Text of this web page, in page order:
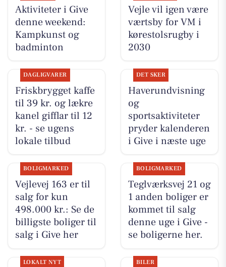
Aktiviteter i Give
denne weekend:
Kampkunst og
badminton
Vejle vil igen være
værtsby for VM i
kørestolsrugby i
2030
DAGLIGVARER
Friskbrygget kaffe
til 39 kr. og lækre
kanel gifflar til 12
kr. - se ugens
lokale tilbud
DET SKER
Haverundvisning
og
sportsaktiviteter
pryder kalenderen
i Give i næste uge
BOLIGMARKED
Vejlevej 163 er til
salg for kun
498.000 kr.: Se de
billigste boliger til
salg i Give her
BOLIGMARKED
Teglværksvej 21 og
1 anden boliger er
kommet til salg
denne uge i Give -
se boligerne her.
LOKALT NYT BILER